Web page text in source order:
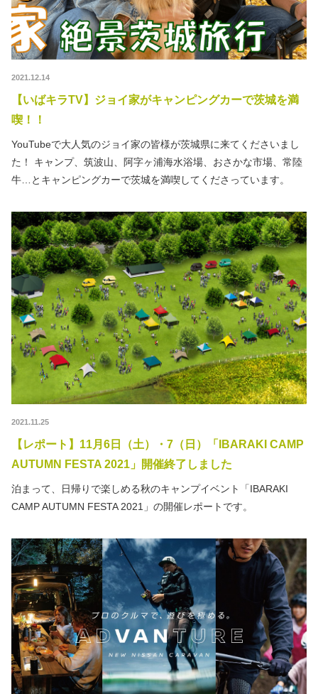
2021.12.14
【いばキラTV】ジョイ家がキャンピングカーで茨城を満
喫！！
YouTubeで大人気のジョイ家の皆様が茨城県に来てくださいまし
た！ キャンプ、筑波山、阿字ヶ浦海水浴場、おさかな市場、常陸
牛…とキャンピングカーで茨城を満喫してくださっています。
2021.11.25
【レポート】11月6日（土）・7（日）「IBARAKI CAMP
AUTUMN FESTA 2021」開催終了しました
泊まって、日帰りで楽しめる秋のキャンプイベント「IBARAKI
CAMP AUTUMN FESTA 2021」の開催レポートです。